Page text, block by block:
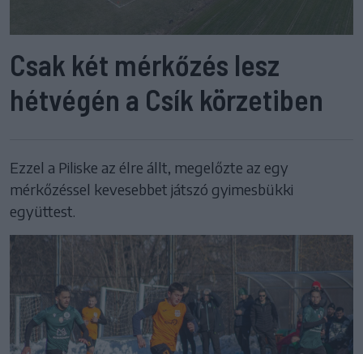
Csak két mérkőzés lesz
hétvégén a Csík körzetiben
Ezzel a Piliske az élre állt, megelőzte az egy
mérkőzéssel kevesebbet játszó gyimesbükki
együttest.